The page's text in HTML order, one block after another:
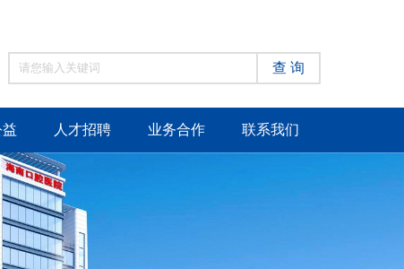
查 询
人才招聘 业务合作 联系我们